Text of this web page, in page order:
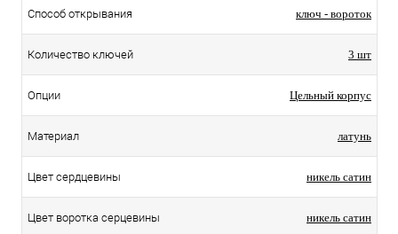
Способ открывания ключ - вороток
Количество ключей 3 шт
Опции Цельный корпус
Материал латунь
Цвет сердцевины никель сатин
Цвет воротка серцевины никель сатин